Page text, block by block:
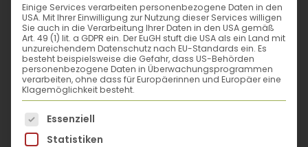
Vernetzung ist angesagt:Denn wenn du
deine Kleidung ganz allein und von Grund
auf selbst herstellen möchtest, wird das
ganz schön schwierig. Fibersheds sind
lebendige Systeme: Bäuer*innen,
Färber*innen, Hersteller*innen,
Modeaktivist*innen und Konsument*innen
tun sich zusammen, um einen nachhaltigen
Courtney White
Der ehemalige Archäologe und
Umweltaktivist Courtney White ist
gemeinnützigen Naturschutzorganisation,
Einige Services verarbeiten personenbezogene Daten in den
USA. Mit Ihrer Einwilligung zur Nutzung dieser Services willigen
Sie auch in die Verarbeitung Ihrer Daten in den USA gemäß
Art. 49 (1) lit. a GDPR ein. Der EuGH stuft die USA als ein Land mit
unzureichendem Datenschutz nach EU-Standards ein. Es
besteht beispielsweise die Gefahr, dass US-Behörden
personenbezogene Daten in Überwachungsprogrammen
verarbeiten, ohne dass für Europäerinnen und Europäer eine
Klagemöglichkeit besteht.
Es folgt eine Liste der Service-Gruppen, für die
Essenziell
Statistiken